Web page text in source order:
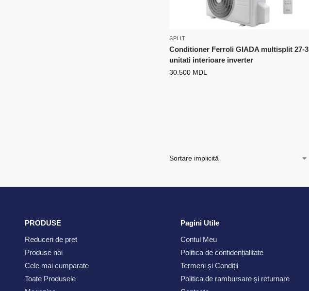
SPLIT
Conditioner Ferroli GIADA multisplit 27-3
unitati interioare inverter
30.500 MDL
PRODUSE
Reduceri de pret
Produse noi
Cele mai cumparate
Toate Produsele
Pagini Utile
Contul Meu
Politica de confidențialitate
Termeni și Condiții
Politica de rambursare și returnare